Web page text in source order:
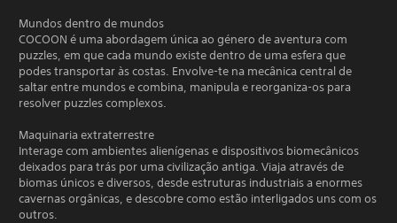
Mundos dentro de mundos
COCOON é uma abordagem única ao género de aventura com
puzzles, em que cada mundo existe dentro de uma esfera que
podes transportar às costas. Envolve-te na mecânica central de
saltar entre mundos e combina, manipula e reorganiza-os para
resolver puzzles complexos.
Maquinaria extraterrestre
Interage com ambientes alienígenas e dispositivos biomecânicos
deixados para trás por uma civilização antiga. Viaja através de
biomas únicos e diversos, desde estruturas industriais a enormes
cavernas orgânicas, e descobre como estão interligados uns com os
outros.